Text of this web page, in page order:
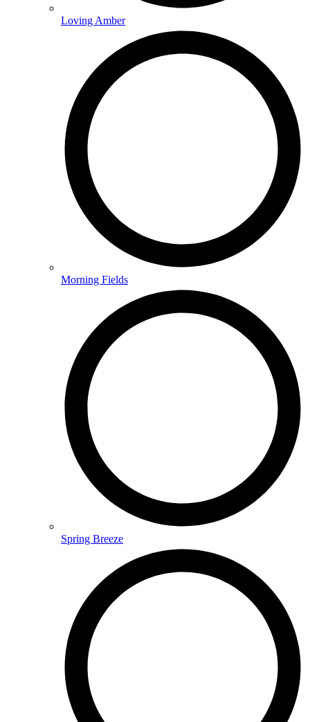
Loving Amber
Morning Fields
Spring Breeze